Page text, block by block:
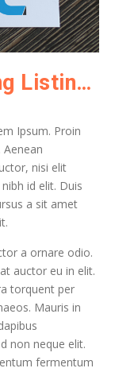
Brand New Hosting Listings Page
Ipsum. Proin
nisi elit
id elit. Duis
a sit amet
a ornare odio.
auctor eu in elit.
torquent per
Mauris in
non neque elit.
fermentum